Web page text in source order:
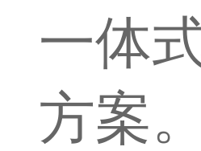
一体
方案。